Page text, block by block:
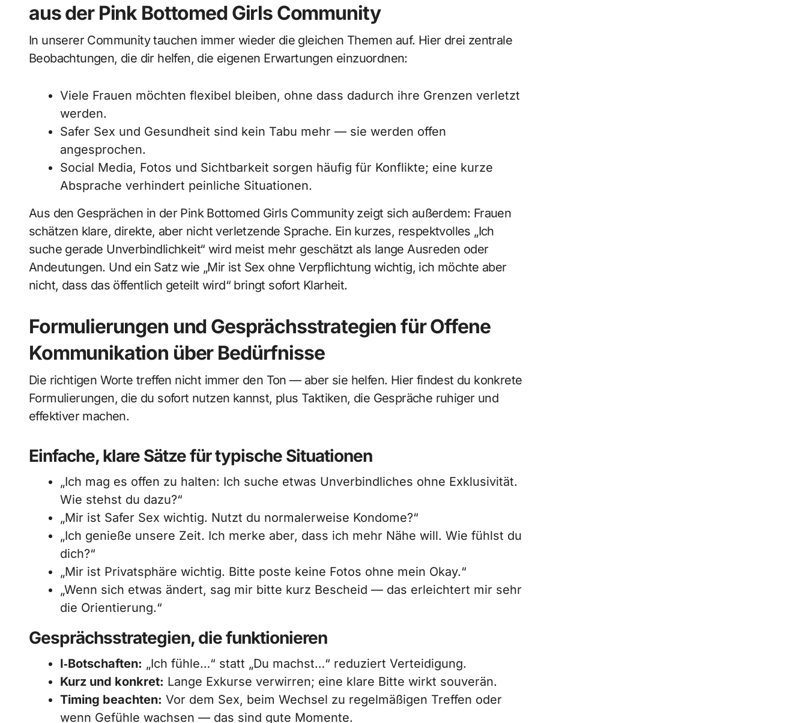
aus der Pink Bottomed Girls Community
In unserer Community tauchen immer wieder die gleichen Themen auf. Hier drei zentrale
Beobachtungen, die dir helfen, die eigenen Erwartungen einzuordnen:
Viele Frauen möchten flexibel bleiben, ohne dass dadurch ihre Grenzen verletzt
werden.
Safer Sex und Gesundheit sind kein Tabu mehr — sie werden offen
angesprochen.
Social Media, Fotos und Sichtbarkeit sorgen häufig für Konflikte; eine kurze
Absprache verhindert peinliche Situationen.
Aus den Gesprächen in der Pink Bottomed Girls Community zeigt sich außerdem: Frauen
schätzen klare, direkte, aber nicht verletzende Sprache. Ein kurzes, respektvolles „Ich
suche gerade Unverbindlichkeit“ wird meist mehr geschätzt als lange Ausreden oder
Andeutungen. Und ein Satz wie „Mir ist Sex ohne Verpflichtung wichtig, ich möchte aber
nicht, dass das öffentlich geteilt wird“ bringt sofort Klarheit.
Formulierungen und Gesprächsstrategien für Offene
Kommunikation über Bedürfnisse
Die richtigen Worte treffen nicht immer den Ton — aber sie helfen. Hier findest du konkrete
Formulierungen, die du sofort nutzen kannst, plus Taktiken, die Gespräche ruhiger und
effektiver machen.
Einfache, klare Sätze für typische Situationen
„Ich mag es offen zu halten: Ich suche etwas Unverbindliches ohne Exklusivität.
Wie stehst du dazu?“
„Mir ist Safer Sex wichtig. Nutzt du normalerweise Kondome?“
„Ich genieße unsere Zeit. Ich merke aber, dass ich mehr Nähe will. Wie fühlst du
dich?“
„Mir ist Privatsphäre wichtig. Bitte poste keine Fotos ohne mein Okay.“
„Wenn sich etwas ändert, sag mir bitte kurz Bescheid — das erleichtert mir sehr
die Orientierung.“
Gesprächsstrategien, die funktionieren
I‑Botschaften: „Ich fühle…“ statt „Du machst…“ reduziert Verteidigung.
Kurz und konkret: Lange Exkurse verwirren; eine klare Bitte wirkt souverän.
Timing beachten: Vor dem Sex, beim Wechsel zu regelmäßigen Treffen oder
wenn Gefühle wachsen — das sind gute Momente.